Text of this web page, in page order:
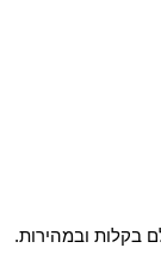
בקלות ובמהירות.